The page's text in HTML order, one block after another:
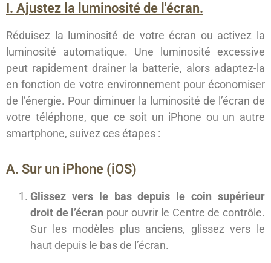
I. Ajustez la luminosité de l'écran.
Réduisez la luminosité de votre écran ou activez la
luminosité automatique. Une luminosité excessive
peut rapidement drainer la batterie, alors adaptez-la
en fonction de votre environnement pour économiser
de l’énergie. Pour diminuer la luminosité de l’écran de
votre téléphone, que ce soit un iPhone ou un autre
smartphone, suivez ces étapes :
A. Sur un iPhone (iOS)
Glissez vers le bas depuis le coin supérieur
droit de l’écran pour ouvrir le Centre de contrôle.
Sur les modèles plus anciens, glissez vers le
haut depuis le bas de l’écran.